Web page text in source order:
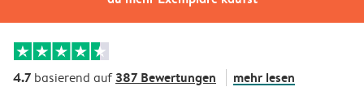
4.7 basierend auf387 Bewertungen mehr lesen